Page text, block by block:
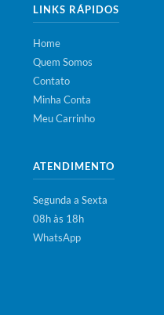
LINKS RÁPIDOS
Home
Quem Somos
Contato
Minha Conta
Meu Carrinho
ATENDIMENTO
Segunda a Sexta
08h às 18h
WhatsApp